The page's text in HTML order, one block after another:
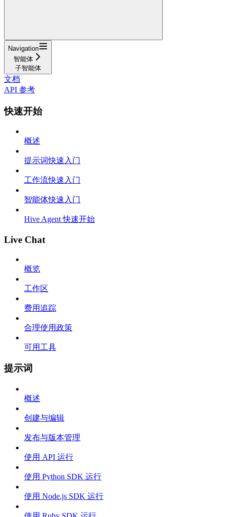
Navigation
智能体
子智能体
文档
API 参考
快速开始
概述
提示词快速入门
工作流快速入门
智能体快速入门
Hive Agent 快速开始
Live Chat
概览
工作区
费用追踪
合理使用政策
可用工具
提示词
概述
创建与编辑
发布与版本管理
使用 API 运行
使用 Python SDK 运行
使用 Node.js SDK 运行